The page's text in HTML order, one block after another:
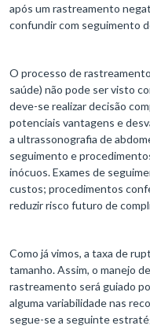
após um rastreamento
confundir com seguimento
O processo de
saúde) não pode ser visto
deve-se realizar decisão
potenciais vantagens e
a ultrassonografia de
seguimento e
inócuos. Exames de
custos; procedimentos
reduzir risco futuro de
Como já vimos, a taxa de
tamanho. Assim, o manejo
rastreamento será guiado
alguma variabilidade nas
segue-se a seguinte